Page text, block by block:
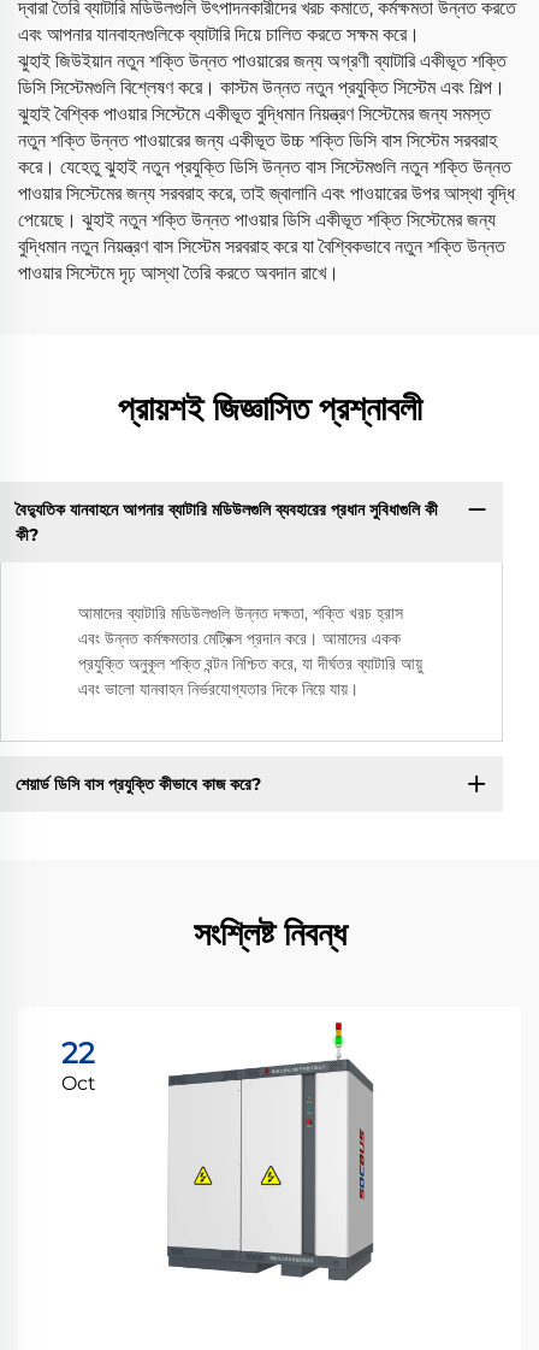
দ্বারা তৈরি ব্যাটারি মডিউলগুলি উৎপাদনকারীদের খরচ কমাতে, কর্মক্ষমতা উন্নত করতে
এবং আপনার যানবাহনগুলিকে ব্যাটারি দিয়ে চালিত করতে সক্ষম করে।
ঝুহাই জিউইয়ান নতুন শক্তি উন্নত পাওয়ারের জন্য অগ্রণী ব্যাটারি একীভূত শক্তি
ডিসি সিস্টেমগুলি বিশ্লেষণ করে। কাস্টম উন্নত নতুন প্রযুক্তি সিস্টেম এবং শিল্প।
ঝুহাই বৈশ্বিক পাওয়ার সিস্টেমে একীভূত বুদ্ধিমান নিয়ন্ত্রণ সিস্টেমের জন্য সমস্ত
নতুন শক্তি উন্নত পাওয়ারের জন্য একীভূত উচ্চ শক্তি ডিসি বাস সিস্টেম সরবরাহ
করে। যেহেতু ঝুহাই নতুন প্রযুক্তি ডিসি উন্নত বাস সিস্টেমগুলি নতুন শক্তি উন্নত
পাওয়ার সিস্টেমের জন্য সরবরাহ করে, তাই জ্বালানি এবং পাওয়ারের উপর আস্থা বৃদ্ধি
পেয়েছে। ঝুহাই নতুন শক্তি উন্নত পাওয়ার ডিসি একীভূত শক্তি সিস্টেমের জন্য
বুদ্ধিমান নতুন নিয়ন্ত্রণ বাস সিস্টেম সরবরাহ করে যা বৈশ্বিকভাবে নতুন শক্তি উন্নত
পাওয়ার সিস্টেমে দৃঢ় আস্থা তৈরি করতে অবদান রাখে।
প্রায়শই জিজ্ঞাসিত প্রশ্নাবলী
বৈদ্যুতিক যানবাহনে আপনার ব্যাটারি মডিউলগুলি ব্যবহারের প্রধান সুবিধাগুলি কী
কী?
আমাদের ব্যাটারি মডিউলগুলি উন্নত দক্ষতা, শক্তি খরচ হ্রাস
এবং উন্নত কর্মক্ষমতার মেট্রিক্স প্রদান করে। আমাদের একক
প্রযুক্তি অনুকূল শক্তি বন্টন নিশ্চিত করে, যা দীর্ঘতর ব্যাটারি আয়ু
এবং ভালো যানবাহন নির্ভরযোগ্যতার দিকে নিয়ে যায়।
শেয়ার্ড ডিসি বাস প্রযুক্তি কীভাবে কাজ করে?
সংশ্লিষ্ট নিবন্ধ
22
Oct